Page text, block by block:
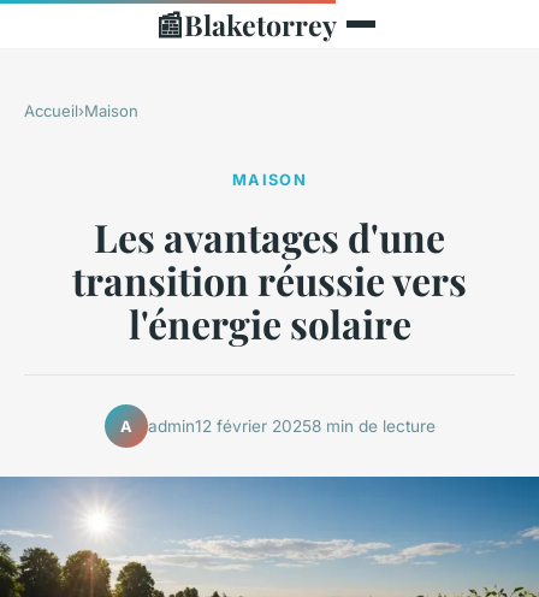
📰Blaketorrey
Accueil›Maison
MAISON
Les avantages d'une
transition réussie vers
l'énergie solaire
A admin12 février 20258 min de lecture